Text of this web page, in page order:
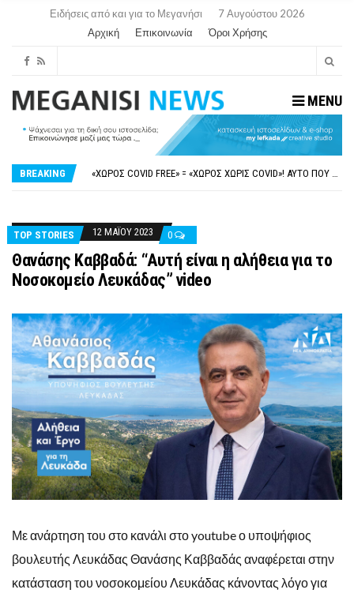
Ειδήσεις από και για το Μεγανήσι
7 Αυγούστου 2026
Αρχική
Επικοινωνία Όροι Χρήσης
MENU
BREAKING
FAKE NEWS ΓΙΑ ΤΟ ΛΙΓΝΙΤΙΚΌ ΣΤΑΘΜΌ ΠΤΟΛΕΜΑΪ́ΔΑ 5 ΚΑΙ ΤΗΝ ΕΝΕΡΓΕΙΑΚΉ ΑΣΦΆΛΕΙΑ ΤΗΣ ΧΏΡΑΣ
TOP STORIES 12 ΜΑΪ́ΟΥ 2023 0
Θανάσης Καββαδά: “Αυτή είναι η αλήθεια για το
Νοσοκομείο Λευκάδας” video
Με ανάρτηση του στο κανάλι στο youtube ο υποψήφιος
βουλευτής Λευκάδας Θανάσης Καββαδάς αναφέρεται στην
κατάσταση του νοσοκομείου Λευκάδας κάνοντας λόγο για